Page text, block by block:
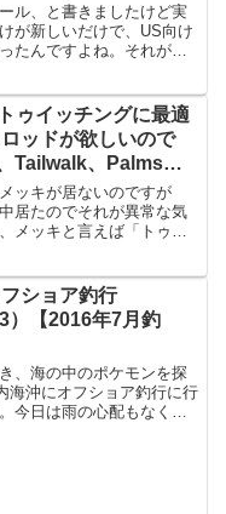
ル、と書きましたけど実
が新しいだけで、US向け
たんですよね。それが今
ったんですけど、そのレ
ーム...
ゥイッチングに最適
ッドが欲しいので
Tailwalk、Palmsか
ッキが居ないのですが
中居たのでそれが異常な気
メッキと言えば「トゥイ
、今パッと思いつくロッ
が、メジャー...
ショア釣行
）【2016年7月釣
、海の中のポケモンを探
海沖にオフショア釣行に行
今日は雨の心配もなく、